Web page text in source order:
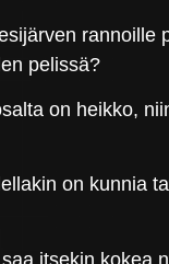
rannoille
pelissä?
on heikko,
on kunnia
itsekin kokea